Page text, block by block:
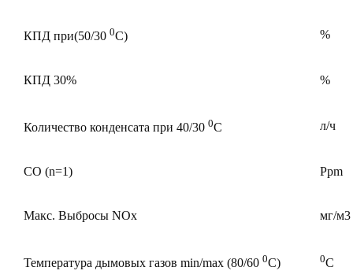
КПД при(50/30 0С) %
КПД 30% %
Количество конденсата при 40/30 0С л/ч
CO (n=1) Ppm
Макс. Выбросы NOx мг/м3
Температура дымовых газов min/max (80/60 0С) 0С